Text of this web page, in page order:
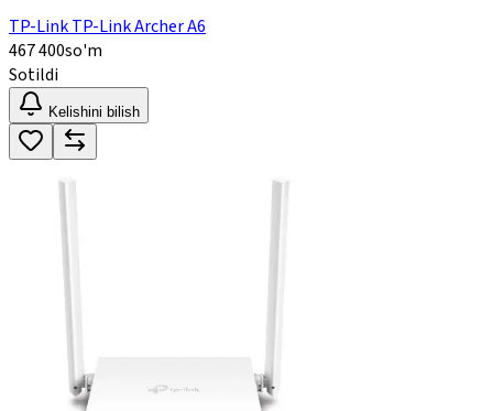
TP-Link TP-Link Archer A6
467 400so'm
Sotildi
Kelishini bilish